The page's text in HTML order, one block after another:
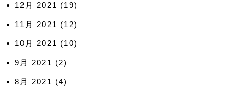
12月 2021 (19)
11月 2021 (12)
10月 2021 (10)
9月 2021 (2)
8月 2021 (4)